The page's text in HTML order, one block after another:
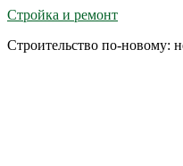
Стройка и ремонт
Строительство по-новому: